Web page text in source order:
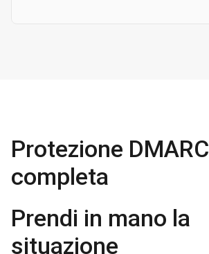
Protezione DMARC
completa
Prendi in mano la
situazione